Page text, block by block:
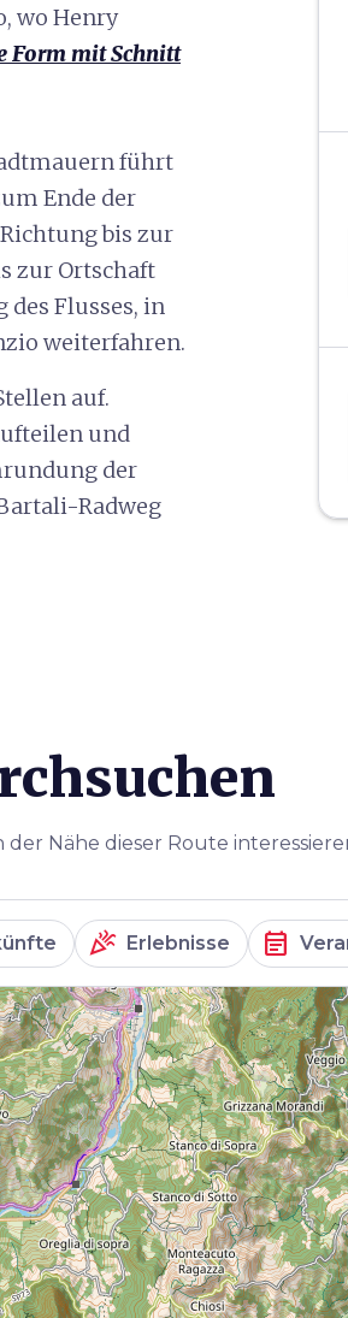
wo Henry
Form mit Schnitt
führt
Ende der
bis zur
zur Ortschaft
Flusses, in
weiterfahren.
auf.
und
der
Radweg
der Nähe dieser Route
celebration Erlebnisse event_note